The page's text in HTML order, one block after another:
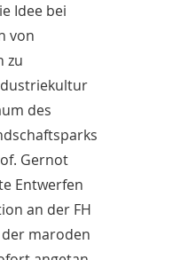
Idee bei
von
zu
des
Gernot
Entwerfen
an der FH
maroden